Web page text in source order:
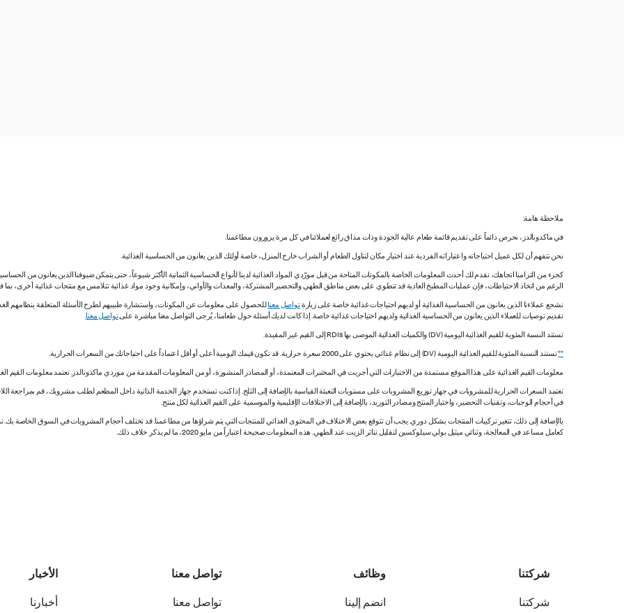
ملاحظة هامة:
في ماكدونالدز، نحرص دائماً على تقديم قائمة طعام عالية الجودة وذات مذاق رائع لعملائنا في كل مرة يزورون مطاعمنا.
نحن نتفهم أن لكل عميل احتياجاته واعتباراته الفردية عند اختيار مكان لتناول الطعام أو الشراب خارج المنزل، خاصة أولئك الذين يعانون من الحساسية الغذائية.
كجزء من التزامنا اتجاهك، نقدم لك أحدث المعلومات الخاصة بالمكونات المتاحة من قبل مورّدي المواد الغذائية لدينا لأنواع الحساسية الثمانية الأكثر شيوعاً، حتى يتمكن ضيوفنا الذين يعانون من
الرغم من اتخاذ الاحتياطات، فإن عمليات المطبخ العادية قد تنطوي على بعض مناطق الطهي والتحضير المشتركة، والمعدات والأواني، وإمكانية وجود مواد غذائية تتلامس مع منتجات غذائية أخرى،
نشجع عملاءنا الذين يعانون من الحساسية الغذائية أو لديهم احتياجات غذائية خاصة على زيارةتواصل معناللحصول على معلومات عن المكونات، واستشارة طبيبهم لطرح الأسئلة المتعلقة بنظامهم
تقديم توصيات للعملاء الذين يعانون من الحساسية الغذائية ولديهم احتياجات غذائية خاصة. إذا كانت لديك أسئلة حول طعامنا، يُرجى التواصل معنا مباشرة علىتواصل معنا.
تستند النسبة المئوية للقيم الغذائية اليومية (DV) والكميات الغذائية الموصى بها RDIs إلى القيم غير المقيدة.
**تستند النسبة المئوية للقيم الغذائية اليومية (DV) إلى نظام غذائي يحتوي على 2000 سعرة حرارية. قد تكون قيمك اليومية أعلى أو أقل اعتماداً على احتياجاتك من السعرات الحرارية.
معلومات القيم الغذائية على هذا الموقع مستمدة من الاختبارات التي أجريت في المختبرات المعتمدة، أو المصادر المنشورة، أو من المعلومات المقدمة من موردي ماكدونالدز. تعتمد معلومات القيم
تعتمد السعرات الحرارية للمشروبات في جهاز توزيع المشروبات على مستويات التعبئة القياسية بالإضافة إلى الثلج. إذا كنت تستخدم جهاز الخدمة الذاتية داخل المطعم لطلب مشروبك، قم بمراجعة
في أحجام الوجبات، وتقنيات التحضير، واختبار المنتج ومصادر التوريد، بالإضافة إلى الاختلافات الإقليمية والموسمية على القيم الغذائية لكل منتج.
بالإضافة إلى ذلك، تتغير تركيبات المنتجات بشكل دوري. يجب أن تتوقع بعض الاختلاف في المحتوى الغذائي للمنتجات التي يتم شراؤها من مطاعمنا. قد تختلف أحجام المشروبات في السوق
كعامل مساعد في المعالجة، وثنائي ميثيل بولي سيلوكسين لتقليل تناثر الزيت عند الطهي. هذه المعلومات صحيحة اعتباراً من مايو 2020، ما لم يذكر خلاف ذلك.
شركتنا
شركتنا
وظائف
انضم إلينا
تواصل معنا
تواصل معنا
الأخبار
أخبارنا